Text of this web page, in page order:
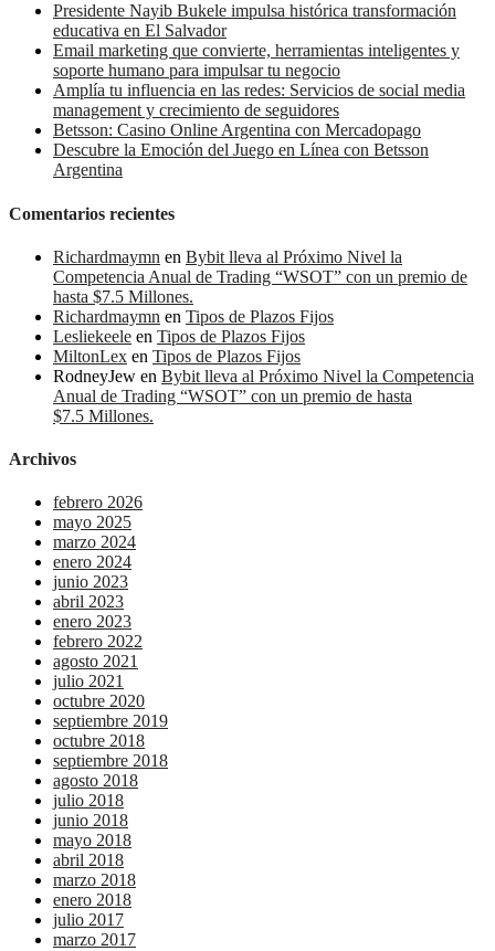
Presidente Nayib Bukele impulsa histórica transformación
educativa en El Salvador
Email marketing que convierte, herramientas inteligentes y
soporte humano para impulsar tu negocio
Amplía tu influencia en las redes: Servicios de social media
management y crecimiento de seguidores
Betsson: Casino Online Argentina con Mercadopago
Descubre la Emoción del Juego en Línea con Betsson
Argentina
Comentarios recientes
Richardmaymn en Bybit lleva al Próximo Nivel la
Competencia Anual de Trading “WSOT” con un premio de
hasta $7.5 Millones.
Richardmaymn en Tipos de Plazos Fijos
Lesliekeele en Tipos de Plazos Fijos
MiltonLex en Tipos de Plazos Fijos
RodneyJew en Bybit lleva al Próximo Nivel la Competencia
Anual de Trading “WSOT” con un premio de hasta
$7.5 Millones.
Archivos
febrero 2026
mayo 2025
marzo 2024
enero 2024
junio 2023
abril 2023
enero 2023
febrero 2022
agosto 2021
julio 2021
octubre 2020
septiembre 2019
octubre 2018
septiembre 2018
agosto 2018
julio 2018
junio 2018
mayo 2018
abril 2018
marzo 2018
enero 2018
julio 2017
marzo 2017